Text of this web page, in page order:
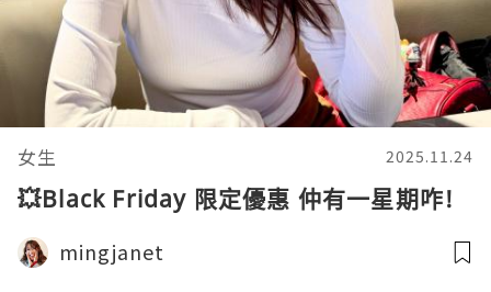
女生 2025.11.24
💥Black Friday 限定優惠 仲有一星期咋!
mingjanet